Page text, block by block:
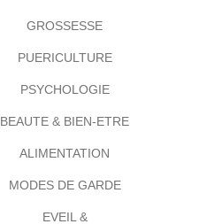
GROSSESSE
PUERICULTURE
PSYCHOLOGIE
BEAUTE & BIEN-ETRE
ALIMENTATION
MODES DE GARDE
EVEIL &